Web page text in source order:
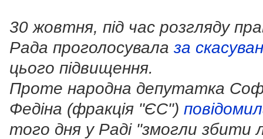
30 жовтня, під час розгляду
Рада проголосувала за
цього підвищення.
Проте народна депутатка
Федіна (фракція "ЄС")
того дня у Раді "змогли збити